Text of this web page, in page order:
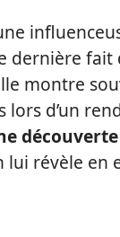
dernière
montre
d’un
révèle en